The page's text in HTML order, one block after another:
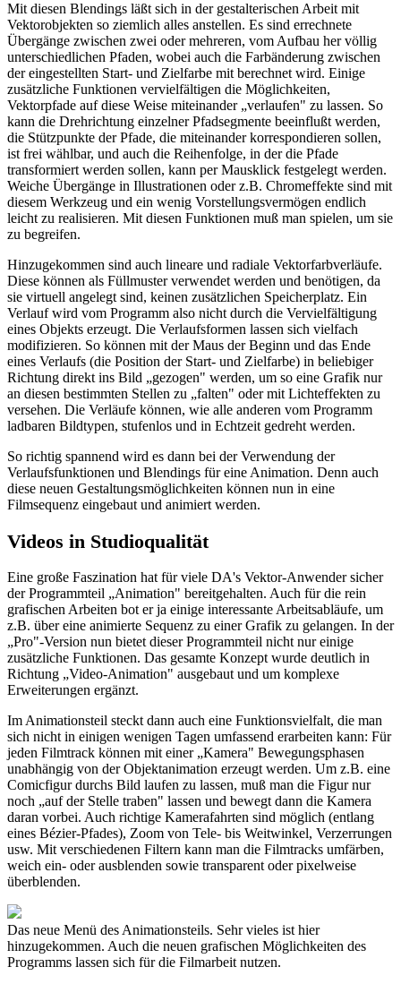
Mit diesen Blendings läßt sich in der gestalterischen Arbeit mit
Vektorobjekten so ziemlich alles anstellen. Es sind errechnete
Übergänge zwischen zwei oder mehreren, vom Aufbau her völlig
unterschiedlichen Pfaden, wobei auch die Farbänderung zwischen
der eingestellten Start- und Zielfarbe mit berechnet wird. Einige
zusätzliche Funktionen vervielfältigen die Möglichkeiten,
Vektorpfade auf diese Weise miteinander „verlaufen" zu lassen. So
kann die Drehrichtung einzelner Pfadsegmente beeinflußt werden,
die Stützpunkte der Pfade, die miteinander korrespondieren sollen,
ist frei wählbar, und auch die Reihenfolge, in der die Pfade
transformiert werden sollen, kann per Mausklick festgelegt werden.
Weiche Übergänge in Illustrationen oder z.B. Chromeffekte sind mit
diesem Werkzeug und ein wenig Vorstellungsvermögen endlich
leicht zu realisieren. Mit diesen Funktionen muß man spielen, um sie
zu begreifen.
Hinzugekommen sind auch lineare und radiale Vektorfarbverläufe.
Diese können als Füllmuster verwendet werden und benötigen, da
sie virtuell angelegt sind, keinen zusätzlichen Speicherplatz. Ein
Verlauf wird vom Programm also nicht durch die Vervielfältigung
eines Objekts erzeugt. Die Verlaufsformen lassen sich vielfach
modifizieren. So können mit der Maus der Beginn und das Ende
eines Verlaufs (die Position der Start- und Zielfarbe) in beliebiger
Richtung direkt ins Bild „gezogen" werden, um so eine Grafik nur
an diesen bestimmten Stellen zu „falten" oder mit Lichteffekten zu
versehen. Die Verläufe können, wie alle anderen vom Programm
ladbaren Bildtypen, stufenlos und in Echtzeit gedreht werden.
So richtig spannend wird es dann bei der Verwendung der
Verlaufsfunktionen und Blendings für eine Animation. Denn auch
diese neuen Gestaltungsmöglichkeiten können nun in eine
Filmsequenz eingebaut und animiert werden.
Videos in Studioqualität
Eine große Faszination hat für viele DA's Vektor-Anwender sicher
der Programmteil „Animation" bereitgehalten. Auch für die rein
grafischen Arbeiten bot er ja einige interessante Arbeitsabläufe, um
z.B. über eine animierte Sequenz zu einer Grafik zu gelangen. In der
„Pro"-Version nun bietet dieser Programmteil nicht nur einige
zusätzliche Funktionen. Das gesamte Konzept wurde deutlich in
Richtung „Video-Animation" ausgebaut und um komplexe
Erweiterungen ergänzt.
Im Animationsteil steckt dann auch eine Funktionsvielfalt, die man
sich nicht in einigen wenigen Tagen umfassend erarbeiten kann: Für
jeden Filmtrack können mit einer „Kamera" Bewegungsphasen
unabhängig von der Objektanimation erzeugt werden. Um z.B. eine
Comicfigur durchs Bild laufen zu lassen, muß man die Figur nur
noch „auf der Stelle traben" lassen und bewegt dann die Kamera
daran vorbei. Auch richtige Kamerafahrten sind möglich (entlang
eines Bézier-Pfades), Zoom von Tele- bis Weitwinkel, Verzerrungen
usw. Mit verschiedenen Filtern kann man die Filmtracks umfärben,
weich ein- oder ausblenden sowie transparent oder pixelweise
überblenden.
Das neue Menü des Animationsteils. Sehr vieles ist hier
hinzugekommen. Auch die neuen grafischen Möglichkeiten des
Programms lassen sich für die Filmarbeit nutzen.